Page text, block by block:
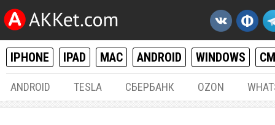
IPHONE IPAD MAC ANDROID WINDOWS
ANDROID TESLA СБЕРБАНК OZON